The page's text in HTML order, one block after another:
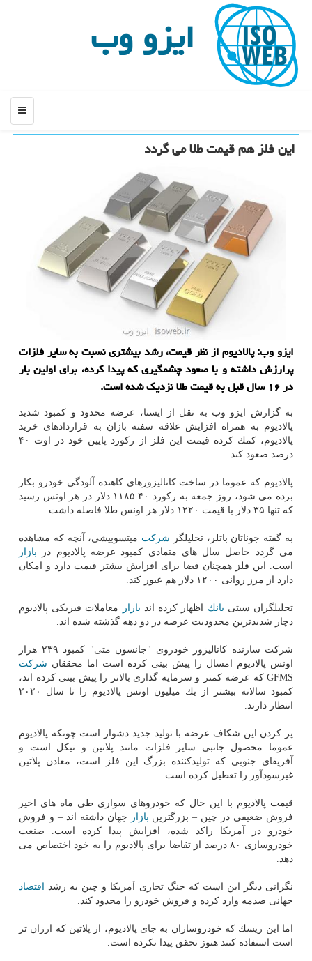
ایزو وب
منو
این فلز هم قیمت طلا می گردد
ایزو وب: پالادیوم از نظر قیمت، رشد بیشتری نسبت به سایر فلزات
پرارزش داشته و با صعود چشمگیری كه پیدا كرده، برای اولین بار
در ۱۶ سال قبل به قیمت طلا نزدیك شده است.
به گزارش ایزو وب به نقل از ایسنا، عرضه محدود و كمبود شدید
پالادیوم به همراه افزایش علاقه سفته بازان به قراردادهای خرید
پالادیوم، كمك كرده قیمت این فلز از ركورد پایین خود در اوت ۴۰
درصد صعود كند.
پالادیوم كه عموما در ساخت كاتالیزورهای كاهنده آلودگی خودرو بكار
برده می شود، روز جمعه به ركورد ۱۱۸۵.۴۰ دلار در هر اونس رسید
كه تنها ۳۵ دلار با قیمت ۱۲۲۰ دلار هر اونس طلا فاصله داشت.
به گفته جوناتان باتلر، تحلیلگر شركت میتسوبیشی، آنچه كه مشاهده
می گردد حاصل سال های متمادی كمبود عرضه پالادیوم در بازار
است. این فلز همچنان فضا برای افزایش بیشتر قیمت دارد و امكان
دارد از مرز روانی ۱۲۰۰ دلار هم عبور كند.
تحلیلگران سیتی بانك اظهار كرده اند بازار
معاملات فیزیكی پالادیوم
دچار شدیدترین محدودیت عرضه در دو دهه گذشته شده اند.
شركت سازنده كاتالیزور خودروی "جانسون متی" كمبود ۲۳۹ هزار
اونس پالادیوم امسال را پیش بینی كرده است اما محققان شركت
GFMS كه عرضه كمتر و سرمایه گذاری بالاتر را پیش بینی كرده اند،
كمبود سالانه بیشتر از یك میلیون اونس پالادیوم را تا سال ۲۰۲۰
انتظار دارند.
پر كردن این شكاف عرضه با تولید جدید دشوار است چونكه پالادیوم
عموما محصول جانبی سایر فلزات مانند پلاتین و نیكل است و
آفریقای جنوبی كه تولیدكننده بزرگ این فلز است، معادن پلاتین
غیرسودآور را تعطیل كرده است.
قیمت پالادیوم با این حال كه خودروهای سواری طی ماه های اخیر
فروش ضعیفی در چین – بزرگترین بازار
جهان داشته اند – و فروش
خودرو در آمریكا راكد شده، افزایش پیدا كرده است. صنعت
خودروسازی ۸۰ درصد از تقاضا برای پالادیوم را به خود اختصاص می
دهد.
نگرانی دیگر این است كه جنگ تجاری آمریكا و چین به رشد
اقتصاد
جهانی صدمه وارد كرده و فروش خودرو را محدود كند.
اما این ریسك كه خودروسازان به جای پالادیوم، از پلاتین كه ارزان تر
است استفاده كنند هنوز تحقق پیدا نكرده است.